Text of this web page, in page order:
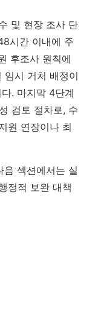
및 현장 조사 단
시간 이내에 주
후조사 원칙에
임시 거처 배정이
. 마지막 4단계
검토 절차로, 수
원 연장이나 최
음 섹션에서는 실
정적 보완 대책